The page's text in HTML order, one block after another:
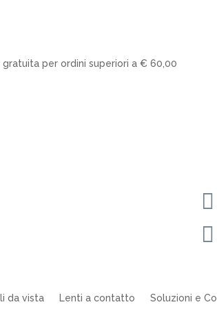
gratuita per ordini superiori a € 60,00


da vista Lenti a contatto Soluzioni e